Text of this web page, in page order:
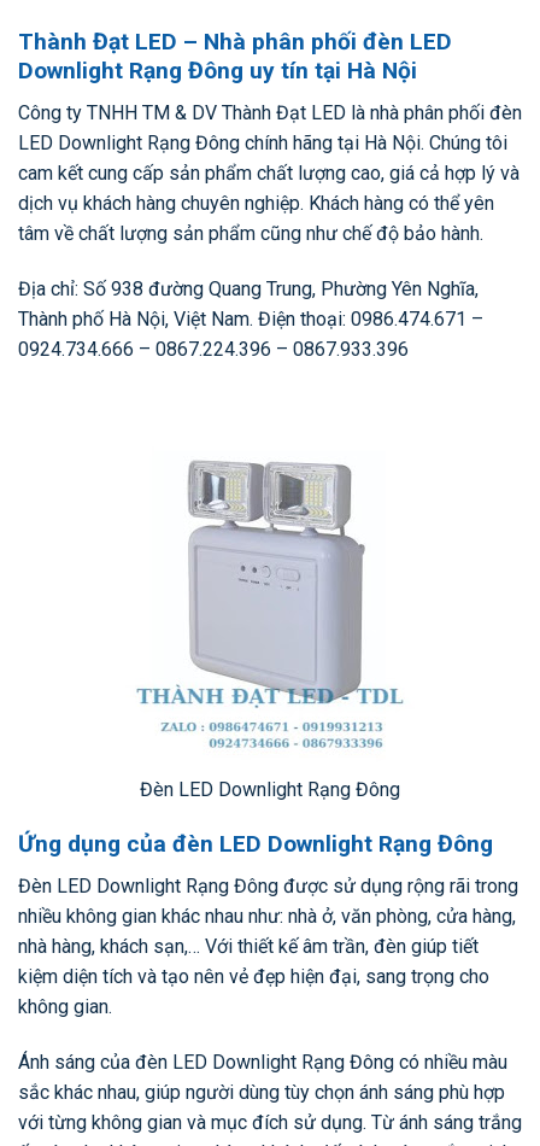
Thành Đạt LED – Nhà phân phối đèn LED
Downlight Rạng Đông uy tín tại Hà Nội
Công ty TNHH TM & DV Thành Đạt LED là nhà phân phối đèn
LED Downlight Rạng Đông chính hãng tại Hà Nội. Chúng tôi
cam kết cung cấp sản phẩm chất lượng cao, giá cả hợp lý và
dịch vụ khách hàng chuyên nghiệp. Khách hàng có thể yên
tâm về chất lượng sản phẩm cũng như chế độ bảo hành.
Địa chỉ: Số 938 đường Quang Trung, Phường Yên Nghĩa,
Thành phố Hà Nội, Việt Nam. Điện thoại: 0986.474.671 –
0924.734.666 – 0867.224.396 – 0867.933.396
Đèn LED Downlight Rạng Đông
Ứng dụng của đèn LED Downlight Rạng Đông
Đèn LED Downlight Rạng Đông được sử dụng rộng rãi trong
nhiều không gian khác nhau như: nhà ở, văn phòng, cửa hàng,
nhà hàng, khách sạn,… Với thiết kế âm trần, đèn giúp tiết
kiệm diện tích và tạo nên vẻ đẹp hiện đại, sang trọng cho
không gian.
Ánh sáng của đèn LED Downlight Rạng Đông có nhiều màu
sắc khác nhau, giúp người dùng tùy chọn ánh sáng phù hợp
với từng không gian và mục đích sử dụng. Từ ánh sáng trắng